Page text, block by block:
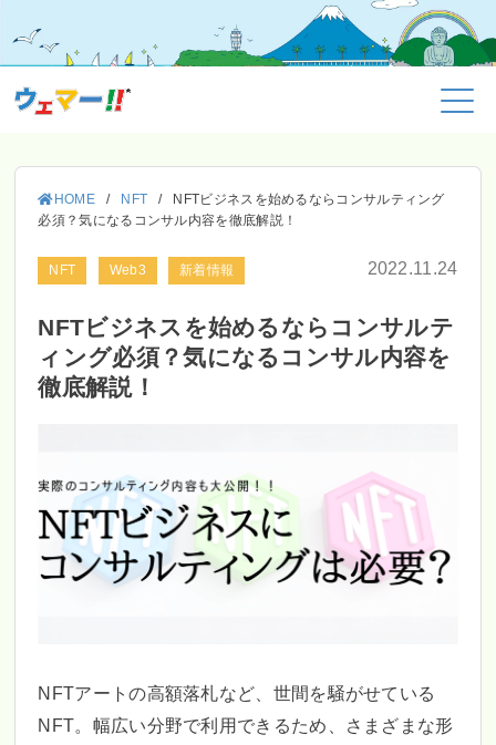
HOME / NFT /
NFTビジネスを始めるならコンサルティング
必須？気になるコンサル内容を徹底解説！
NFT Web3 新着情報 2022.11.24
NFTビジネスを始めるならコンサルテ
ィング必須？気になるコンサル内容を
徹底解説！
NFTアートの高額落札など、世間を騒がせている
NFT。幅広い分野で利用できるため、さまざまな形